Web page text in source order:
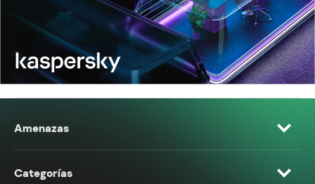
Amenazas
Categorías